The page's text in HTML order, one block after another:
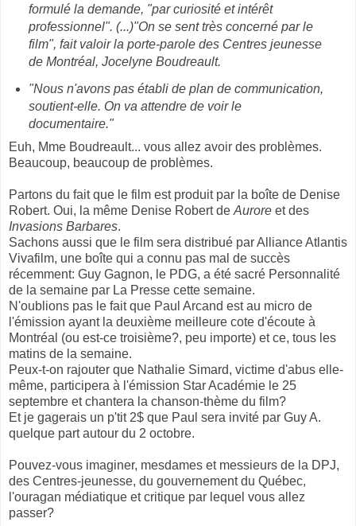
formulé la demande, "par curiosité et intérêt
professionnel". (...)"On se sent très concerné par le
film", fait valoir la porte-parole des Centres jeunesse
de Montréal, Jocelyne Boudreault.
"Nous n'avons pas établi de plan de communication,
soutient-elle. On va attendre de voir le
documentaire."
Euh, Mme Boudreault... vous allez avoir des problèmes.
Beaucoup, beaucoup de problèmes.
Partons du fait que le film est produit par la boîte de Denise
Robert. Oui, la même Denise Robert de Aurore et des
Invasions Barbares.
Sachons aussi que le film sera distribué parAlliance Atlantis
Vivafilm, une boîte qui a connu pas mal de succès
récemment: Guy Gagnon, le PDG, a été sacré Personnalité
de la semaine par La Presse cette semaine.
N'oublions pas le fait que Paul Arcand est au micro de
l'émission ayant la deuxième meilleure cote d'écoute à
Montréal (ou est-ce troisième?, peu importe) et ce, tous les
matins de la semaine.
Peux-t-on rajouter que Nathalie Simard, victime d'abus elle-
même, participera à l'émission Star Académie le 25
septembre et chantera la chanson-thème du film?
Et je gagerais un p'tit 2$ que Paul sera invité par Guy A.
quelque part autour du 2 octobre.
Pouvez-vous imaginer, mesdames et messieurs de la DPJ,
des Centres-jeunesse, du gouvernement du Québec,
l'ouragan médiatique et critique par lequel vous allez
passer?